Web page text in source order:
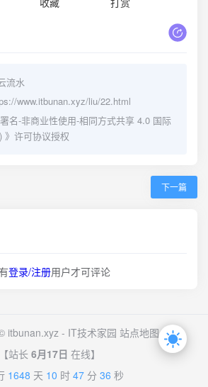
流水
www.itbunan.xyz/liu/22.html
署名-非商业性使用-相同方式共享 4.0 国际
》许可协议授权
下一篇
登录/注册用户才可评论
itbunan.xyz - IT技术家园 站点地图
【站长 6月17日 在线】
1648 天 10 时 47 分 36 秒